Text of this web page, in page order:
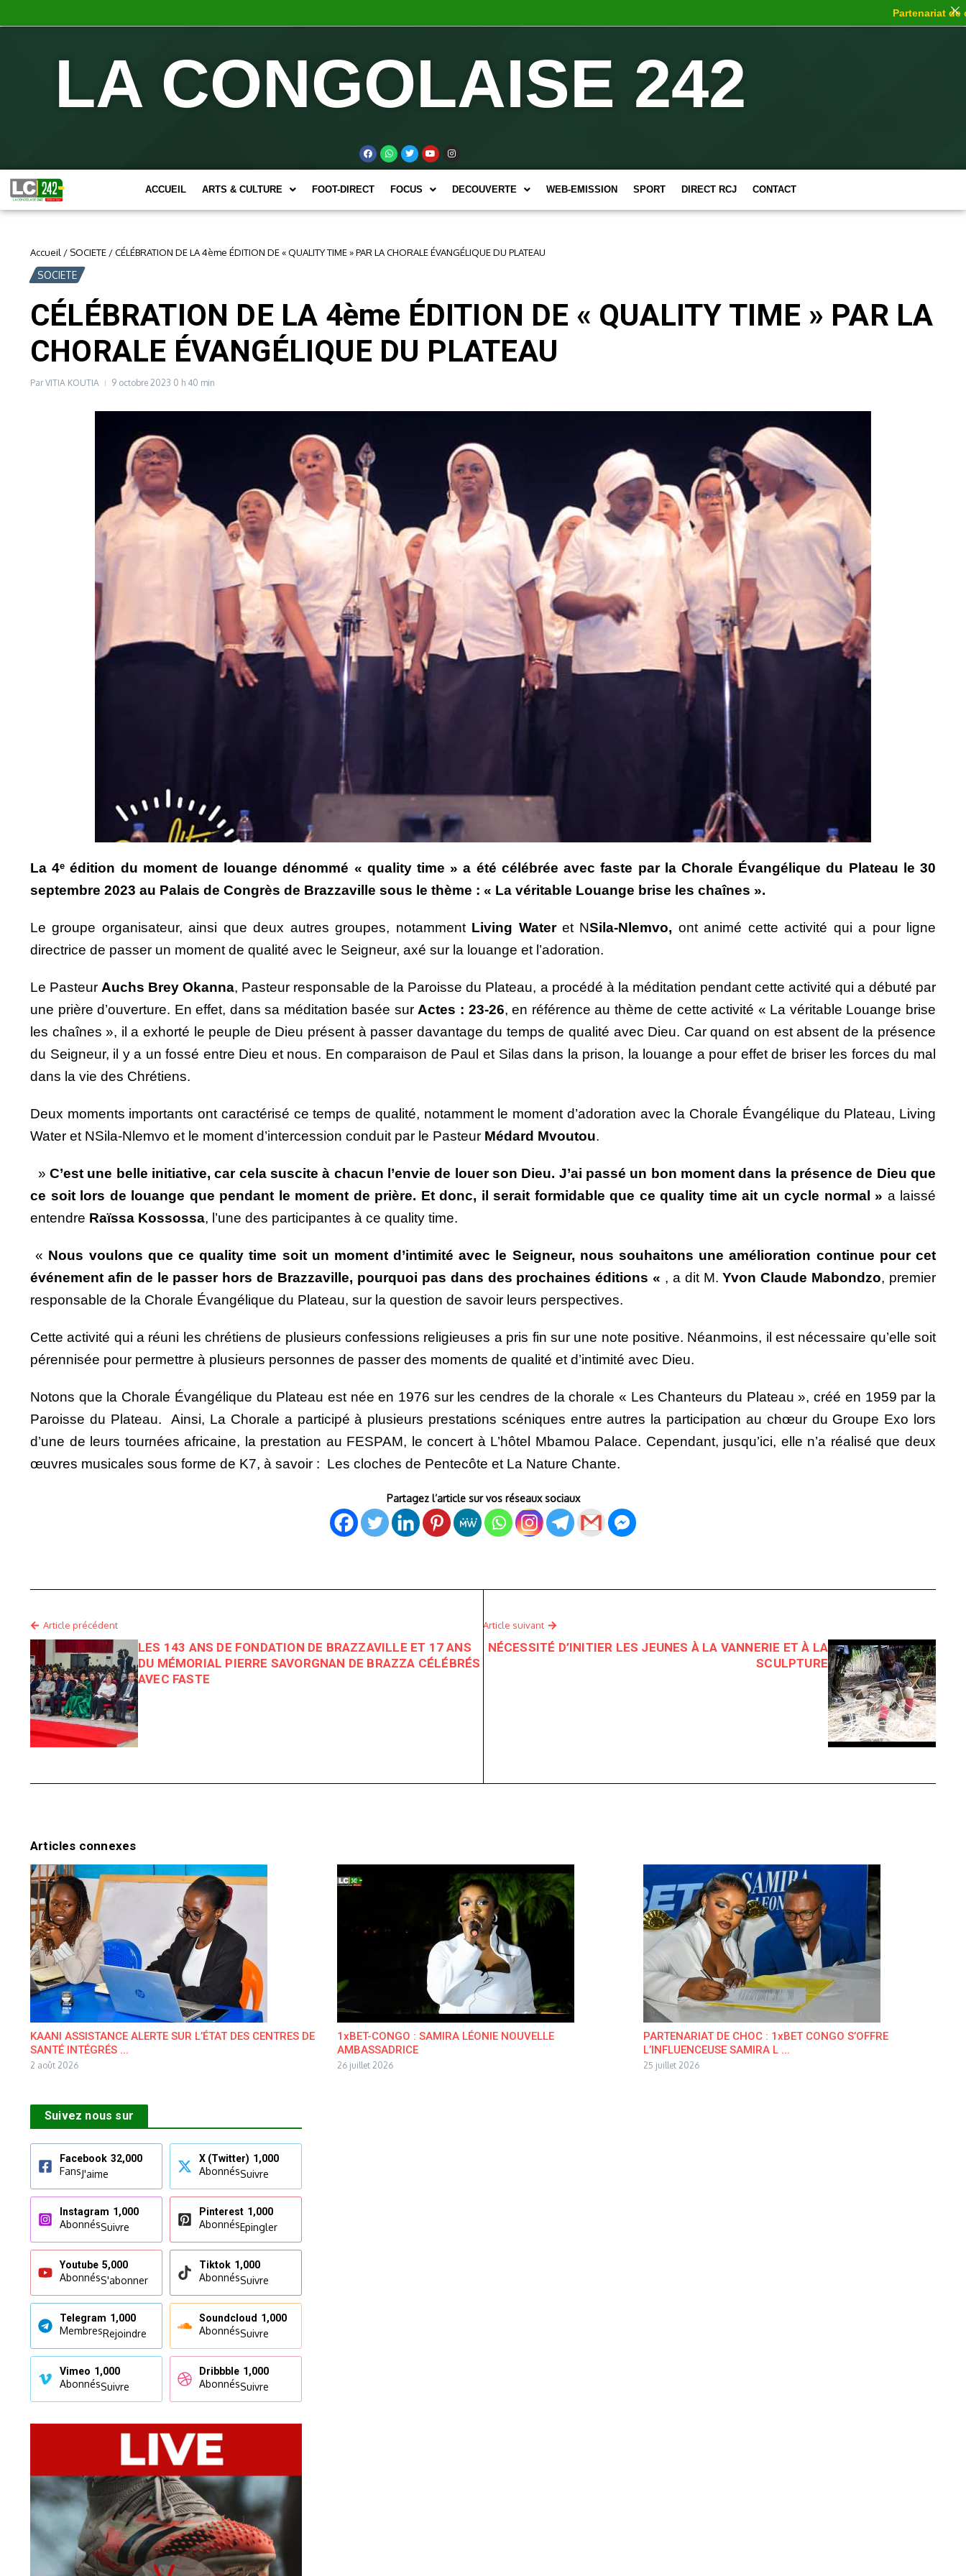
LA CONGOLAISE 242
ACCUEIL ARTS & CULTURE FOOT-DIRECT FOCUS DECOUVERTE WEB-EMISSION SPORT DIRECT RCJ CONTACT
Accueil / SOCIETE /CÉLÉBRATION DE LA 4ème ÉDITION DE « QUALITY TIME » PAR LA CHORALE ÉVANGÉLIQUE DU PLATEAU
SOCIETE
CÉLÉBRATION DE LA 4ème ÉDITION DE « QUALITY TIME » PAR LA
CHORALE ÉVANGÉLIQUE DU PLATEAU
ParVITIA KOUTIA 9 octobre 2023 0 h 40 min
La 4ᵉ édition du moment de louange dénommé « quality time » a été célébrée avec faste par la Chorale Évangélique du Plateau le 30
septembre 2023 au Palais de Congrès de Brazzaville sous le thème : « La véritable Louange brise les chaînes ».
Le groupe organisateur, ainsi que deux autres groupes, notamment Living Wateret NSila-Nlemvo, ont animé cette activité qui a pour ligne
directrice de passer un moment de qualité avec le Seigneur, axé sur la louange et l’adoration.
Le Pasteur Auchs Brey Okanna, Pasteur responsable de la Paroisse du Plateau, a procédé à la méditation pendant cette activité qui a débuté par
une prière d’ouverture. En effet, dans sa méditation basée sur Actes : 23-26, en référence au thème de cette activité « La véritable Louange brise
les chaînes », il a exhorté le peuple de Dieu présent à passer davantage du temps de qualité avec Dieu. Car quand on est absent de la présence
du Seigneur, il y a un fossé entre Dieu et nous. En comparaison de Paul et Silas dans la prison, la louange a pour effet de briser les forces du mal
dans la vie des Chrétiens.
Deux moments importants ont caractérisé ce temps de qualité, notamment le moment d’adoration avec la Chorale Évangélique du Plateau, Living
Water et NSila-Nlemvo et le moment d’intercession conduit par le Pasteur Médard Mvoutou.
» C’est une belle initiative, car cela suscite à chacun l’envie de louer son Dieu. J’ai passé un bon moment dans la présence de Dieu que
ce soit lors de louange que pendant le moment de prière. Et donc, il serait formidable que ce quality time ait un cycle normal » a laissé
entendre Raïssa Kossossa, l’une des participantes à ce quality time.
« Nous voulons que ce quality time soit un moment d’intimité avec le Seigneur, nous souhaitons une amélioration continue pour cet
événement afin de le passer hors de Brazzaville, pourquoi pas dans des prochaines éditions « , a dit M.Yvon Claude Mabondzo, premier
responsable de la Chorale Évangélique du Plateau, sur la question de savoir leurs perspectives.
Cette activité qui a réuni les chrétiens de plusieurs confessions religieuses a pris fin sur une note positive. Néanmoins, il est nécessaire qu’elle soit
pérennisée pour permettre à plusieurs personnes de passer des moments de qualité et d’intimité avec Dieu.
Notons que la Chorale Évangélique du Plateau est née en 1976 sur les cendres de la chorale « Les Chanteurs du Plateau », créé en 1959 par la
Paroisse du Plateau. Ainsi, La Chorale a participé à plusieurs prestations scéniques entre autres la participation au chœur du Groupe Exo lors
d’une de leurs tournées africaine, la prestation au FESPAM, le concert à L’hôtel Mbamou Palace. Cependant, jusqu’ici, elle n’a réalisé que deux
œuvres musicales sous forme de K7, à savoir : Les cloches de Pentecôte et La Nature Chante.
Partagez l’article sur vos réseaux sociaux
Article précédent
LES 143 ANS DE FONDATION DE BRAZZAVILLE ET 17 ANS
DU MÉMORIAL PIERRE SAVORGNAN DE BRAZZA CÉLÉBRÉS
AVEC FASTE
Article suivant
NÉCESSITÉ D’INITIER LES JEUNES À LA VANNERIE ET À LA
SCULPTURE
Articles connexes
KAANI ASSISTANCE ALERTE SUR L’ÉTAT DES CENTRES DE
SANTÉ INTÉGRÉS ...
2 août 2026
1xBET-CONGO : SAMIRA LÉONIE NOUVELLE
AMBASSADRICE
26 juillet 2026
PARTENARIAT DE CHOC : 1xBET CONGO S’OFFRE
L’INFLUENCEUSE SAMIRA L ...
25 juillet 2026
Suivez nous sur
Facebook 32,000
FansJ'aime
X (Twitter) 1,000
AbonnésSuivre
Instagram 1,000
AbonnésSuivre
Pinterest 1,000
AbonnésEpingler
Youtube 5,000
AbonnésS'abonner
Tiktok 1,000
AbonnésSuivre
Telegram 1,000
MembresRejoindre
Soundcloud 1,000
AbonnésSuivre
Vimeo 1,000
AbonnésSuivre
Dribbble 1,000
AbonnésSuivre
Partenariat de choc